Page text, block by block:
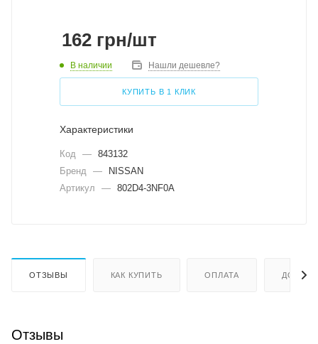
162 грн/шт
В наличии Нашли дешевле?
КУПИТЬ В 1 КЛИК
Характеристики
Код — 843132
Бренд —
NISSAN
Артикул
— 802D4-3NF0A
ОТЗЫВЫ КАК КУПИТЬ ОПЛАТА
Отзывы